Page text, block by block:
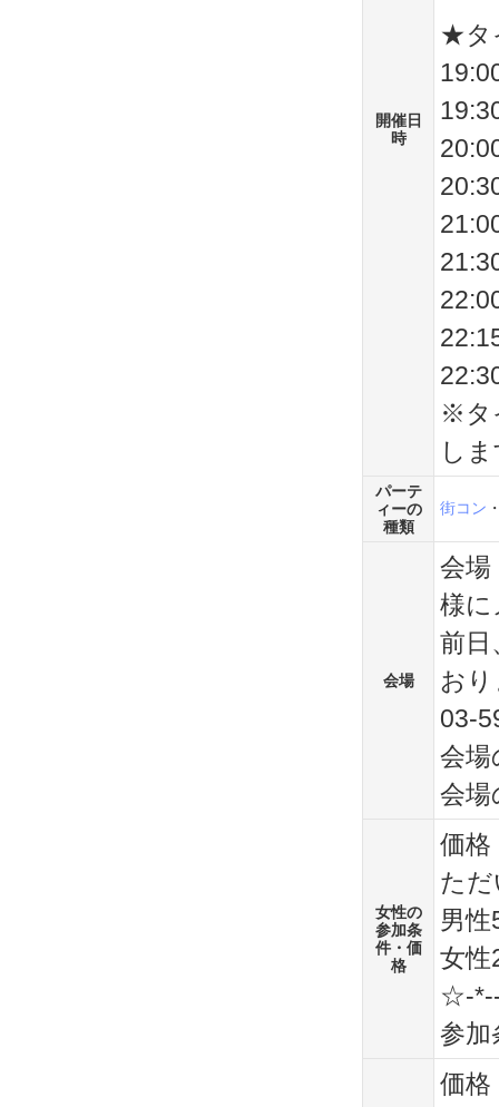
開催日
時
★タ
※タ
し
パーテ
ィーの
種類
街コン
会場
会場
様に
前日
お
03-
会場
会場
女性の
参加条
件・価
格
価
ただ
男
女
☆-
参加
価